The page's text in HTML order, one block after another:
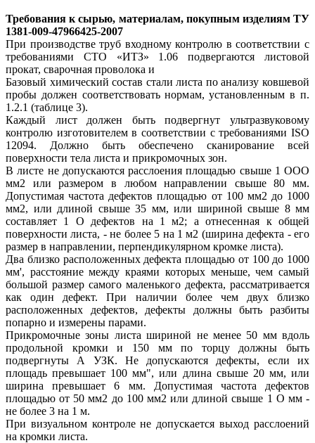
Требования к сырью, материалам, покупным изделиям ТУ
1381-009-47966425-2007
При производстве труб входному контролю в соответствии с
требованиями СТО «ИТЗ» 1.06 подвергаются листовой
прокат, сварочная проволока и
Базовый химический состав стали листа по анализу ковшевой
пробы должен соответствовать нормам, установленным в п.
1.2.1 (таблице 3).
Каждый лист должен быть подвергнут ультразвуковому
контролю изготовителем в соответствии с требованиями ISO
12094. Должно быть обеспечено сканирование всей
поверхности тела листа и прикромочных зон.
В листе не допускаются расслоения площадью свыше 1 ООО
мм2 или размером в любом направлении свыше 80 мм.
Допустимая частота дефектов площадью от 100 мм2 до 1000
мм2, или длиной свыше 35 мм, или шириной свыше 8 мм
составляет 1 О дефектов на 1 м2; а отнесенная к общей
поверхности листа, - не более 5 на 1 м2 (ширина дефекта - его
размер в направлении, перпендикулярном кромке листа).
Два близко расположенных дефекта площадью от 100 до 1000
мм', расстояние между краями которых меньше, чем самый
большой размер самого маленького дефекта, рассматривается
как один дефект. При наличии более чем двух близко
расположенных дефектов, дефекты должны быть разбиты
попарно и измерены парами.
Прикромочные зоны листа шириной не менее 50 мм вдоль
продольной кромки и 150 мм по торцу должны быть
подвергнуты А УЗК. Не допускаются дефекты, если их
площадь превышает 100 мм", или длина свыше 20 мм, или
ширина превышает 6 мм. Допустимая частота дефектов
площадью от 50 мм2 до 100 мм2 или длиной свыше 1 О мм -
не более 3 на 1 м.
При визуальном контроле не допускается выход расслоений
на кромки листа.